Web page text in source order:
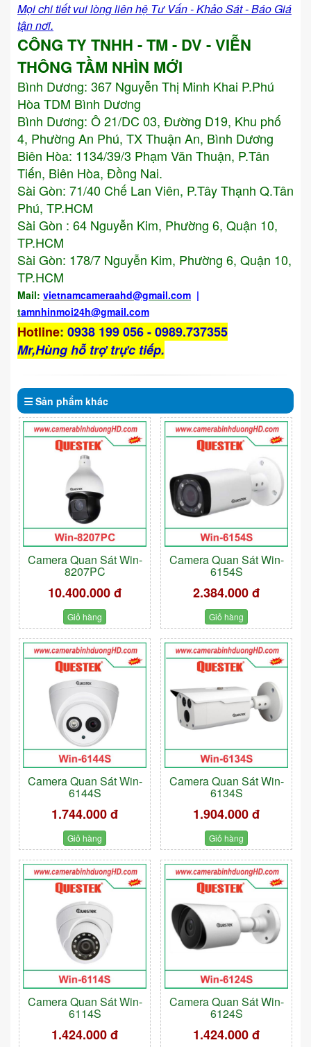
Mọi chi tiết vui lòng liên hệ Tư Vấn - Khảo Sát - Báo Giá
tận nơi.
CÔNG TY TNHH - TM - DV - VIỄN
THÔNG TẦM NHÌN MỚI
Bình Dương: 367 Nguyễn Thị Minh Khai P.Phú
Hòa TDM Bình Dương
Bình Dương: Ô 21/DC 03, Đường D19, Khu phố
4, Phường An Phú, TX Thuận An, Bình Dương
Biên Hòa: 1134/39/3 Phạm Văn Thuận, P.Tân
Tiến, Biên Hòa, Đồng Nai.
Sài Gòn: 71/40 Chế Lan Viên, P.Tây Thạnh Q.Tân
Phú, TP.HCM
Sài Gòn : 64 Nguyễn Kim, Phường 6, Quận 10,
TP.HCM
Sài Gòn: 178/7 Nguyễn Kim, Phường 6, Quận 10,
TP.HCM
Mail: vietnamcameraahd@gmail.com |
tamnhinmoi24h@gmail.com
Hotline: 0938 199 056 - 0989.737355
Mr,Hùng hỗ trợ trực tiếp.
Sản phẩm khác
Camera Quan Sát Win-
8207PC
10.400.000 đ
Giỏ hàng
Camera Quan Sát Win-
6154S
2.384.000 đ
Giỏ hàng
Camera Quan Sát Win-
6144S
1.744.000 đ
Giỏ hàng
Camera Quan Sát Win-
6134S
1.904.000 đ
Giỏ hàng
Camera Quan Sát Win-
6114S
1.424.000 đ
Camera Quan Sát Win-
6124S
1.424.000 đ